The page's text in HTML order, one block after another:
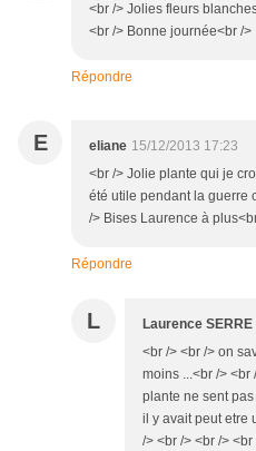
<br /> Jolies fleurs
<br /> Bonne journée<br />
Répondre
E eliane 15/12/2013 17:23
<br /> Jolie plante qui je
été utile pendant la guerre
/> Bises Laurence à
Répondre
L Laurence
<br /> <br /> on
moins ...<br /> <br
plante ne sent
il y avait peut etre
/> <br /> <br /> <br